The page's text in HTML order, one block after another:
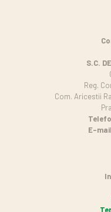
S.C.
Reg.
Com. Aricestii
E-